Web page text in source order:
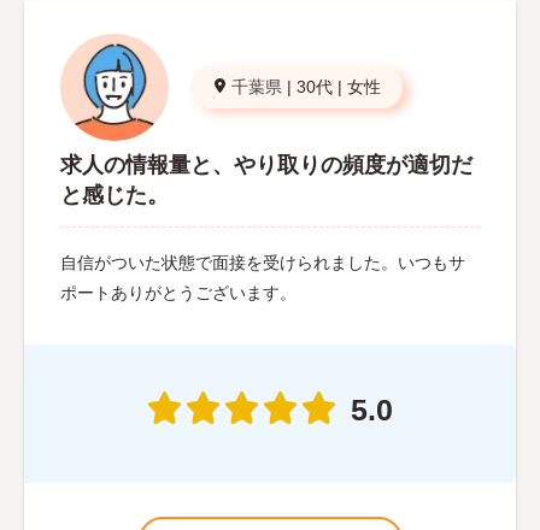
千葉県 | 30代 | 女性
求人の情報量と、やり取りの頻度が適切だ
と感じた。
自信がついた状態で面接を受けられました。いつもサ
ポートありがとうございます。
5.0